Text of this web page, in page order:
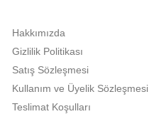
Hakkımızda
Gizlilik Politikası
Satış Sözleşmesi
Kullanım ve Üyelik Sözleşmesi
Teslimat Koşulları